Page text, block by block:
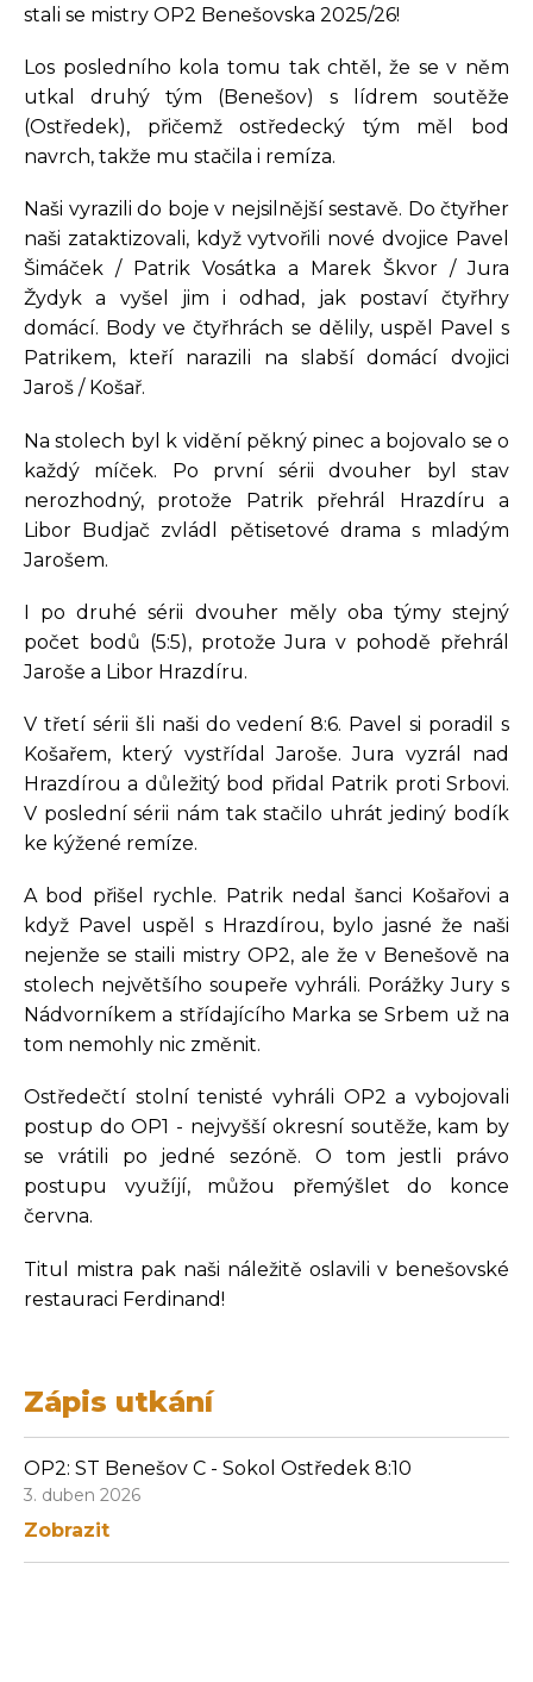
stali se mistry OP2 Benešovska 2025/26!
Los posledního kola tomu tak chtěl, že se v něm
utkal druhý tým (Benešov) s lídrem soutěže
(Ostředek), přičemž ostředecký tým měl bod
navrch, takže mu stačila i remíza.
Naši vyrazili do boje v nejsilnější sestavě. Do čtyřher
naši zataktizovali, když vytvořili nové dvojice Pavel
Šimáček / Patrik Vosátka a Marek Škvor / Jura
Žydyk a vyšel jim i odhad, jak postaví čtyřhry
domácí. Body ve čtyřhrách se dělily, uspěl Pavel s
Patrikem, kteří narazili na slabší domácí dvojici
Jaroš / Košař.
Na stolech byl k vidění pěkný pinec a bojovalo se o
každý míček. Po první sérii dvouher byl stav
nerozhodný, protože Patrik přehrál Hrazdíru a
Libor Budjač zvládl pětisetové drama s mladým
Jarošem.
I po druhé sérii dvouher měly oba týmy stejný
počet bodů (5:5), protože Jura v pohodě přehrál
Jaroše a Libor Hrazdíru.
V třetí sérii šli naši do vedení 8:6. Pavel si poradil s
Košařem, který vystřídal Jaroše. Jura vyzrál nad
Hrazdírou a důležitý bod přidal Patrik proti Srbovi.
V poslední sérii nám tak stačilo uhrát jediný bodík
ke kýžené remíze.
A bod přišel rychle. Patrik nedal šanci Košařovi a
když Pavel uspěl s Hrazdírou, bylo jasné že naši
nejenže se staili mistry OP2, ale že v Benešově na
stolech největšího soupeře vyhráli. Porážky Jury s
Nádvorníkem a střídajícího Marka se Srbem už na
tom nemohly nic změnit.
Ostředečtí stolní tenisté vyhráli OP2 a vybojovali
postup do OP1 - nejvyšší okresní soutěže, kam by
se vrátili po jedné sezóně. O tom jestli právo
postupu využíjí, můžou přemýšlet do konce
června.
Titul mistra pak naši náležitě oslavili v benešovské
restauraci Ferdinand!
Zápis utkání
OP2: ST Benešov C - Sokol Ostředek 8:10
3. duben 2026
Zobrazit